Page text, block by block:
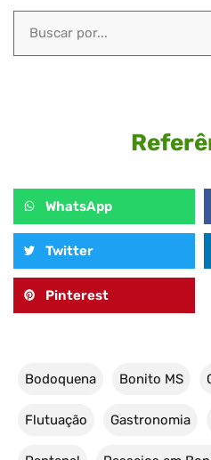
WhatsApp
Twitter
Pinterest
Bodoquena Bonito MS
Flutuação Gastronomia